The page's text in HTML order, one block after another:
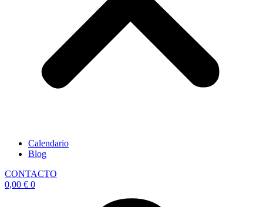
Calendario
Blog
CONTACTO
0,00 € 0